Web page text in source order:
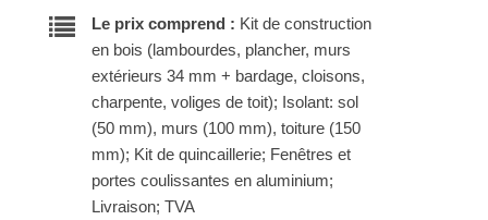
Le prix comprend : Kit de construction
en bois (lambourdes, plancher, murs
extérieurs 34 mm + bardage, cloisons,
charpente, voliges de toit); Isolant: sol
(50 mm), murs (100 mm), toiture (150
mm); Kit de quincaillerie; Fenêtres et
portes coulissantes en aluminium;
Livraison; TVA